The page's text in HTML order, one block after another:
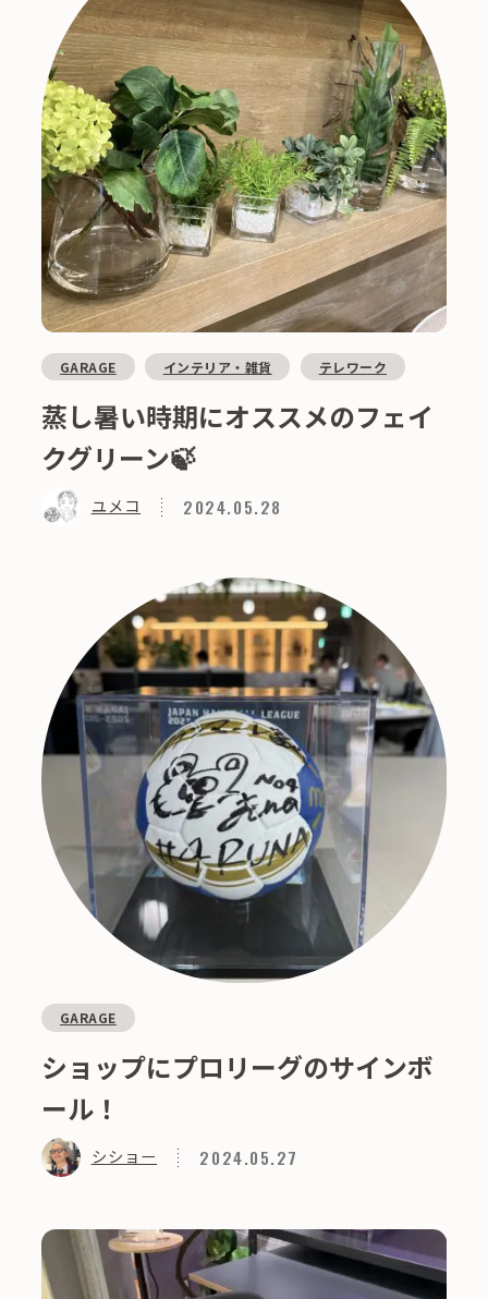
GARAGE インテリア・雑貨 テレワーク
蒸し暑い時期にオススメのフェイ
クグリーン🍃
ユメコ 2024.05.28
GARAGE
ショップにプロリーグのサインボ
ール！
シショー 2024.05.27